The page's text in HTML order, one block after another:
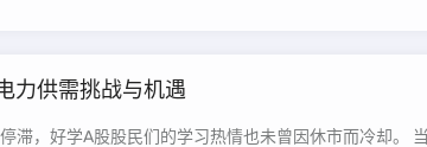
力供需挑战与机遇
，好学A股股民们的学习热情也未曾因休市而冷却。 当